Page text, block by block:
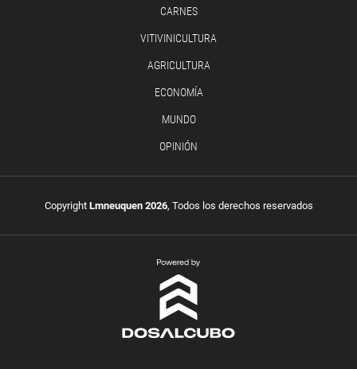
CARNES
VITIVINICULTURA
AGRICULTURA
ECONOMÍA
MUNDO
OPINIÓN
Copyright Lmneuquen 2026, Todos los derechos reservados